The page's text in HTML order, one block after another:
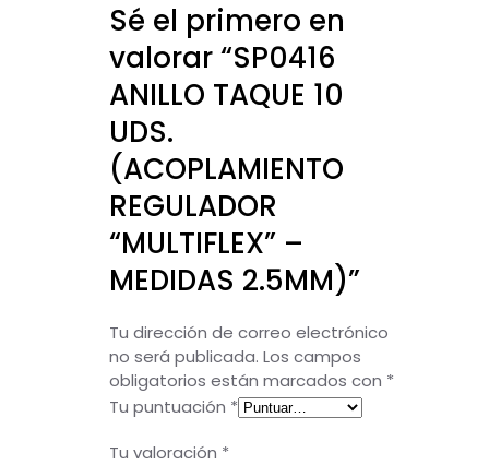
Sé el primero en
valorar “SP0416
ANILLO TAQUE 10
UDS.
(ACOPLAMIENTO
REGULADOR
“MULTIFLEX” –
MEDIDAS 2.5MM)”
Tu dirección de correo electrónico
no será publicada. Los campos
obligatorios están marcados con *
Tu puntuación *
Tu valoración *